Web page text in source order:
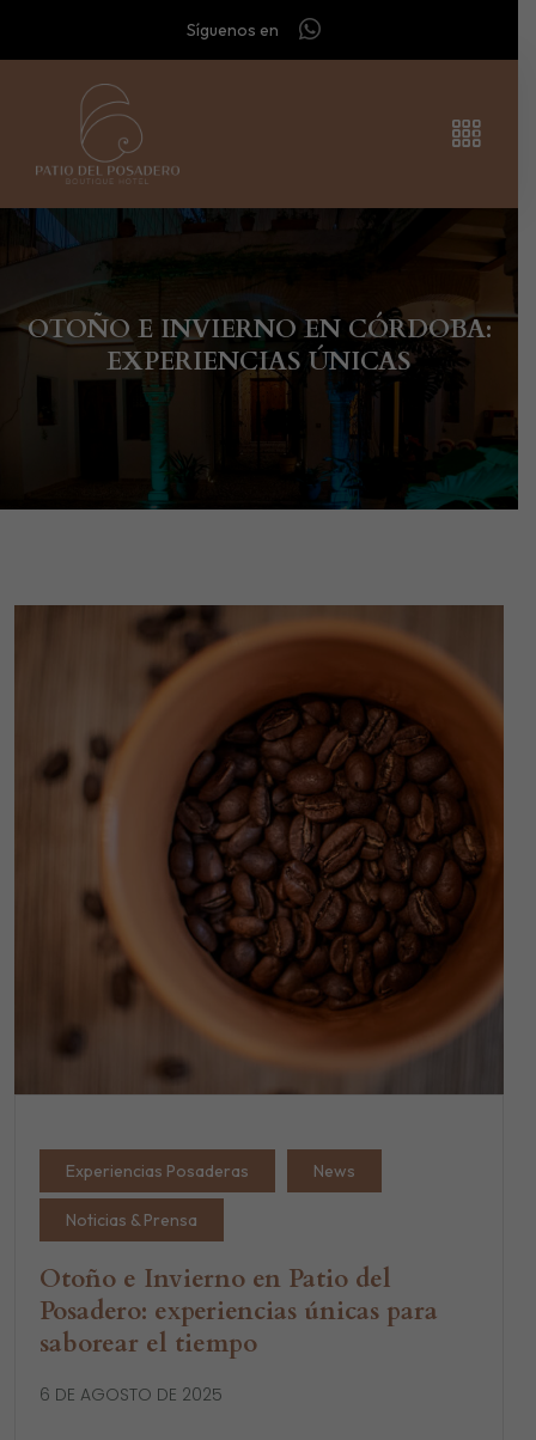
Síguenos en
OTOÑO E INVIERNO EN CÓRDOBA:
EXPERIENCIAS ÚNICAS
Experiencias Posaderas News
Noticias & Prensa
Otoño e Invierno en Patio del
Posadero: experiencias únicas para
saborear el tiempo
6 DE AGOSTO DE 2025